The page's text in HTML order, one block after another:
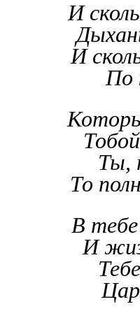
И
И
По
Ты,
То
В тебе
И